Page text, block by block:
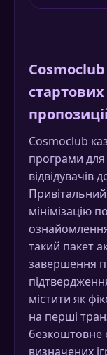
Cosmoclub
програми для
відвідувачів
мінімізацію
такий пакет
завершення
містити як
на перші
безкоштовне
визначених